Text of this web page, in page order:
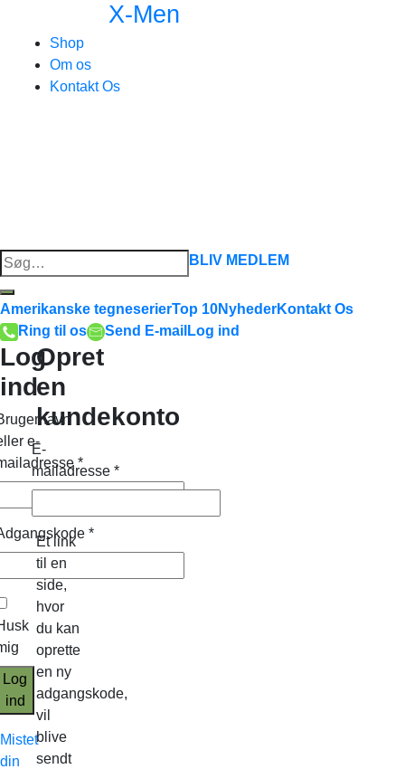
X-Men
Shop
Om os
Kontakt Os
Søg
efter:
BLIV MEDLEM
Amerikanske tegneserierTop 10NyhederKontakt Os
Ring til os
Send E-mail Log ind
Log
ind
e-
*
*
Log
ind
Mistet
din
Opret
en
kundekonto
E-
mailadresse *
Et link
til en
side,
hvor
du kan
oprette
en ny
adgangskode,
vil
blive
sendt